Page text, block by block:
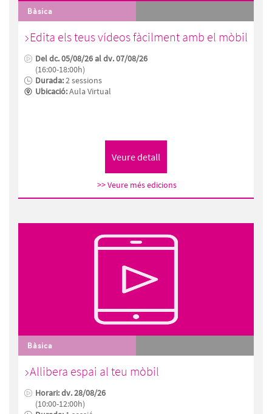
Bàsica
Edita els teus vídeos fàcilment amb el mòbil
Del dc. 05/08/26 al dv. 07/08/26
(16:00-18:00h)
Durada:2 sessions
Ubicació:Aula Virtual
>> Veure més edicions
Bàsica
Allibera espai al teu mòbil
Horari: dv. 28/08/26
(10:00-12:00h)